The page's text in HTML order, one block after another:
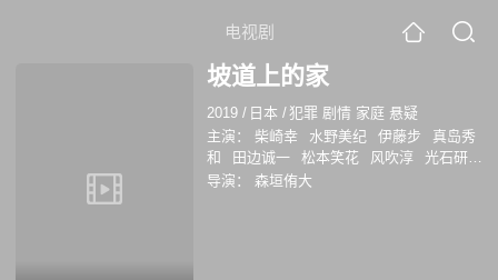
电视剧
坡道上的家
2019 / 日本 /犯罪 剧情 家庭 悬疑
主演：
柴崎幸 水野美纪 伊藤步
真岛秀
和
田边诚一 松本笑花 风吹淳
光石研
高畑淳子
佐藤惠
导演： 森垣侑大